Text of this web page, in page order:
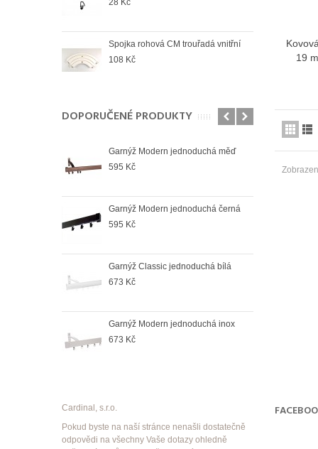
28 Kč
Spojka rohová CM trouřadá vnitřní
108 Kč
74
DOPORUČENÉ PRODUKTY
Garnýž Modern jednoduchá měď
595 Kč
Garnýž Modern jednoduchá černá
595 Kč
Garnýž Classic jednoduchá bílá
673 Kč
Garnýž Modern jednoduchá inox
673 Kč
673
19
Cardinal, s.r.o.
Pokud byste na naší stránce nenašli dostatečně
odpovědi na všechny Vaše dotazy ohledně